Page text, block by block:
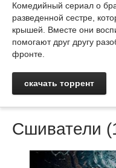
Комедийный сериал о
разведенной сестре,
крышей. Вместе они
помогают друг другу
фронте.
скачать торрент
Сшиватели